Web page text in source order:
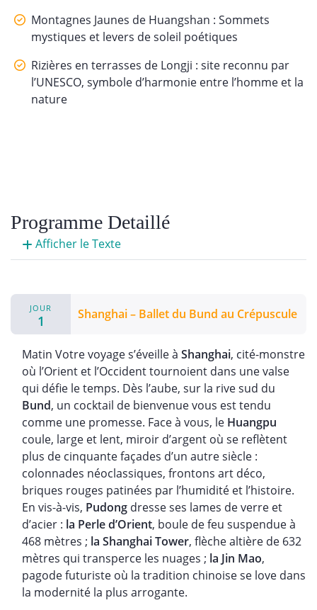
Montagnes Jaunes de Huangshan : Sommets
mystiques et levers de soleil poétiques
Rizières en terrasses de Longji : site reconnu par
l’UNESCO, symbole d’harmonie entre l’homme et la
nature
Programme Detaillé
Afficher le Texte
JOUR
1 Shanghai – Ballet du Bund au Crépuscule
Matin Votre voyage s’éveille à Shanghai, cité-monstre
où l’Orient et l’Occident tournoient dans une valse
qui défie le temps. Dès l’aube, sur la rive sud du
Bund, un cocktail de bienvenue vous est tendu
comme une promesse. Face à vous, le Huangpu
coule, large et lent, miroir d’argent où se reflètent
plus de cinquante façades d’un autre siècle :
colonnades néoclassiques, frontons art déco,
briques rouges patinées par l’humidité et l’histoire.
En vis-à-vis, Pudong dresse ses lames de verre et
d’acier : la Perle d’Orient, boule de feu suspendue à
468 mètres ; la Shanghai Tower, flèche altière de 632
mètres qui transperce les nuages ; la Jin Mao,
pagode futuriste où la tradition chinoise se love dans
la modernité la plus arrogante.